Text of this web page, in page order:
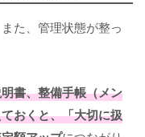
た、管理状態が整っ
書、整備手帳（メン
おくと、「大切に扱